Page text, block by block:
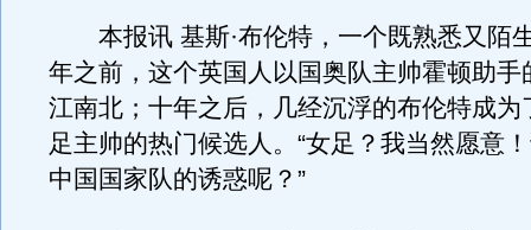
本报讯 基斯·布伦特，一个既熟悉又陌
年之前，这个英国人以国奥队主帅霍顿助手
江南北；十年之后，几经沉浮的布伦特成为
足主帅的热门候选人。“女足？我当然愿意
中国国家队的诱惑呢？”